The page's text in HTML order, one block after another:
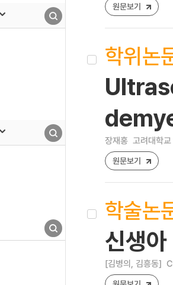
원문보기
학위논
장재홍 고려대학
원문보기
학술논
신생
[김병의, 김흥동]